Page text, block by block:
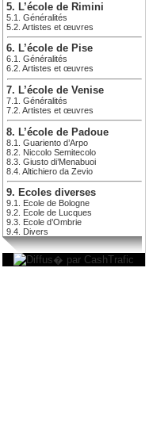
5. L’école de Rimini
5.1. Généralités
5.2. Artistes et œuvres
6. L’école de Pise
6.1. Généralités
6.2. Artistes et œuvres
7. L’école de Venise
7.1. Généralités
7.2. Artistes et œuvres
8. L’école de Padoue
8.1. Guariento d’Arpo
8.2. Niccolo Semitecolo
8.3. Giusto di’Menabuoi
8.4. Altichiero da Zevio
9. Ecoles diverses
9.1. Ecole de Bologne
9.2. Ecole de Lucques
9.3. Ecole d’Ombrie
9.4. Divers